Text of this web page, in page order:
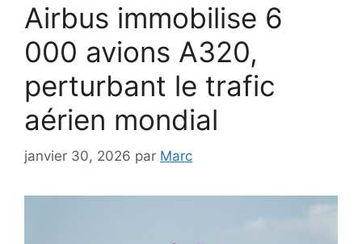
Airbus immobilise 6
000 avions A320,
perturbant le trafic
aérien mondial
janvier 30, 2026 par Marc